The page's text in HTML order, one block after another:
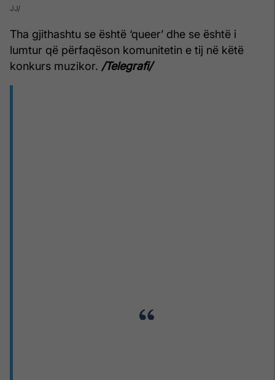
JJ
Tha gjithashtu se është ‘queer’ dhe se është i
lumtur që përfaqëson komunitetin e tij në këtë
konkurs muzikor. /Telegrafi/